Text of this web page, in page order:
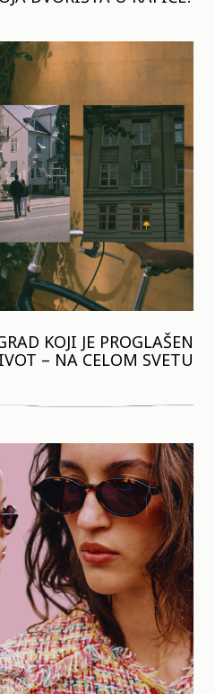
KOJI JE PROGLAŠEN
– NA CELOM SVETU